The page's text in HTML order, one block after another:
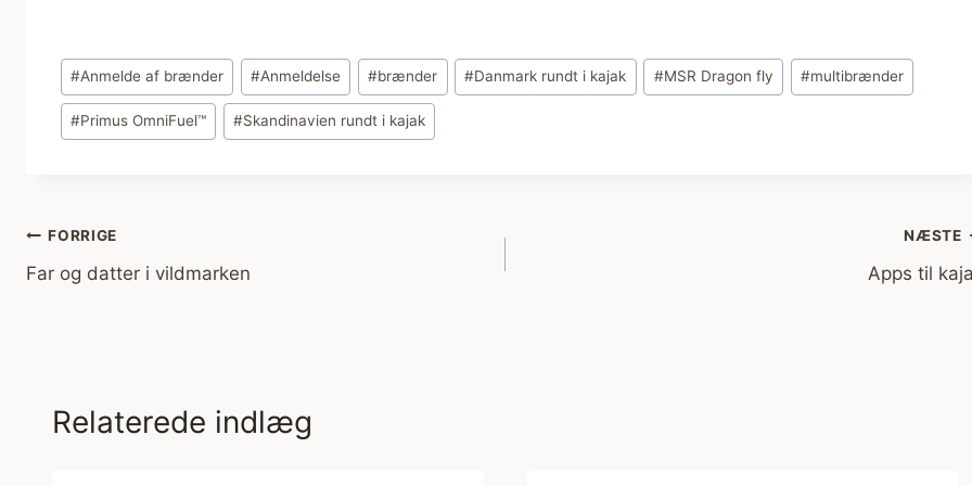
Indlæg-
tags:
#Anmelde af brænder #Anmeldelse #brænder #Danmark rundt i kajak #MSR Dragon fly #multibrænder
#Primus OmniFuel™ #Skandinavien rundt i kajak
Indlægsnavigation
FORRIGE
Far og datter i vildmarken
NÆSTE
Apps til
Relaterede indlæg